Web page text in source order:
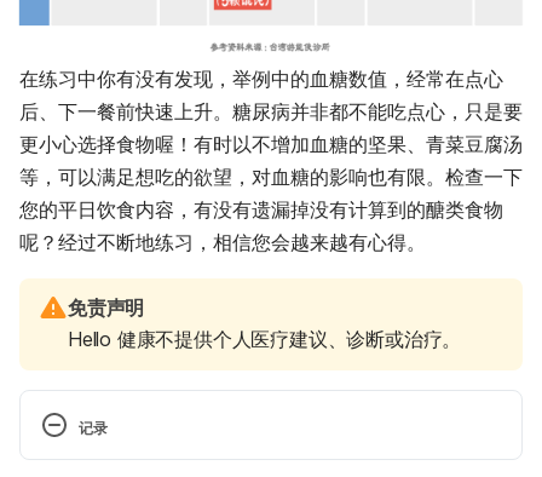
在练习中你有没有发现，举例中的血糖数值，经常在点心
后、下一餐前快速上升。糖尿病并非都不能吃点心，只是要
更小心选择食物喔！有时以不增加血糖的坚果、青菜豆腐汤
等，可以满足想吃的欲望，对血糖的影响也有限。检查一下
您的平日饮食内容，有没有遗漏掉没有计算到的醣类食物
呢？经过不断地练习，相信您会越来越有心得。
免责声明
Hello 健康不提供个人医疗建议、诊断或治疗。
记录